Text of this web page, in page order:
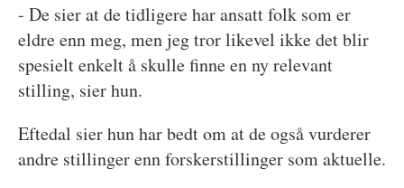
- De sier at de tidligere har ansatt folk som er
eldre enn meg, men jeg tror likevel ikke det blir
spesielt enkelt å skulle finne en ny relevant
stilling, sier hun.
Eftedal sier hun har bedt om at de også vurderer
andre stillinger enn forskerstillinger som aktuelle.